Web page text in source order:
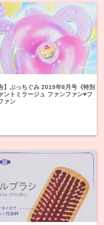
】ぷっちぐみ 2019年8月号《特別
ントミラージュ ファンファン♥フ
ァン